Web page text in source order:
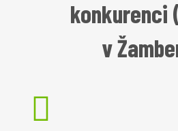
konkurenci
v
